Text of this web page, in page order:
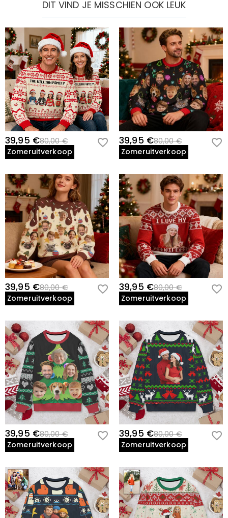
DIT VIND JE MISSCHIEN OOK LEUK
39,95 €80,00 €
Zomeruitverkoop
39,95 €80,00 €
Zomeruitverkoop
39,95 €80,00 €
Zomeruitverkoop
39,95 €80,00 €
Zomeruitverkoop
39,95 €80,00 €
Zomeruitverkoop
39,95 €80,00 €
Zomeruitverkoop